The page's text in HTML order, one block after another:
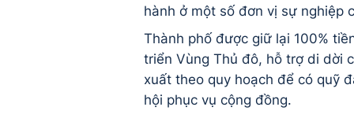
hành ở một số đơn vị sự nghiệp
Thành phố được giữ lại 100%
triển Vùng Thủ đô, hỗ trợ di dời
xuất theo quy hoạch để có quỹ
hội phục vụ cộng đồng.